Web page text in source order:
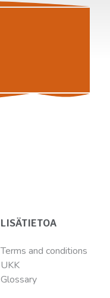
LISÄTIETOA
Terms and conditions
UKK
Glossary